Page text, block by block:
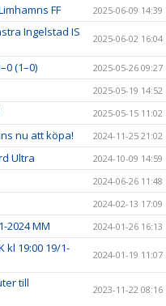
FF 2025-06-09 14:39
Ingelstad IS
2025-06-02 16:04
(1–0) 2025-05-26 09:27
2025-05-19 14:52
2025-05-15 11:02
nu att köpa! 2024-11-25 21:02
Ultra
2024-10-09 14:59
2024-06-26 11:48
2024-02-13 17:09
2024 MM 2024-01-26 16:13
kl 19:00 19/1-
2024-01-19 11:07
till
2023-11-22 08:16